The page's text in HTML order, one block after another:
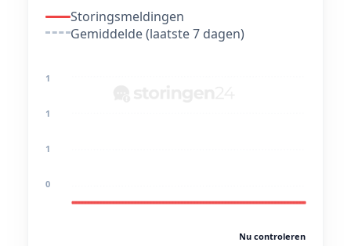
Storingsmeldingen
Gemiddelde (laatste 7 dagen)
1
1
1
0
Nu controleren